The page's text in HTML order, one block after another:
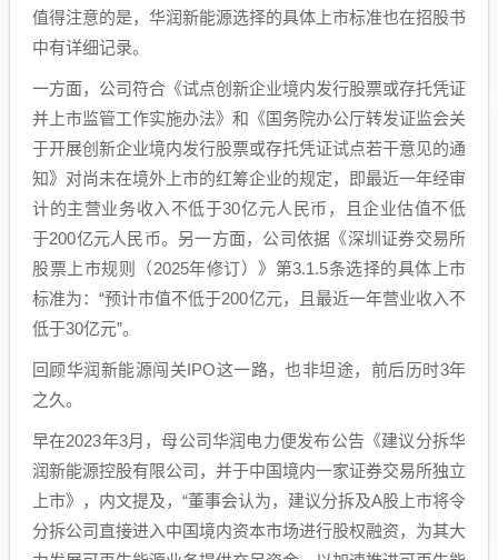
值得注意的是，华润新能源选择的具体上市标准也在招股书
中有详细记录。
一方面，公司符合《试点创新企业境内发行股票或存托凭证
并上市监管工作实施办法》和《国务院办公厅转发证监会关
于开展创新企业境内发行股票或存托凭证试点若干意见的通
知》对尚未在境外上市的红筹企业的规定，即最近一年经审
计的主营业务收入不低于30亿元人民币，且企业估值不低
于200亿元人民币。另一方面，公司依据《深圳证券交易所
股票上市规则（2025年修订）》第3.1.5条选择的具体上市
标准为：“预计市值不低于200亿元，且最近一年营业收入不
低于30亿元”。
回顾华润新能源闯关IPO这一路，也非坦途，前后历时3年
之久。
早在2023年3月，母公司华润电力便发布公告《建议分拆华
润新能源控股有限公司，并于中国境内一家证券交易所独立
上市》，内文提及，“董事会认为，建议分拆及A股上市将令
分拆公司直接进入中国境内资本市场进行股权融资，为其大